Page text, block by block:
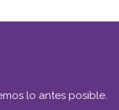
lo antes posible.